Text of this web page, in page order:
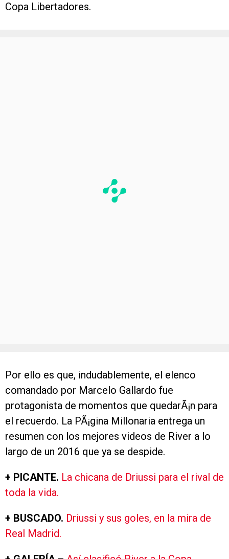
Copa Libertadores.
Por ello es que, indudablemente, el elenco
comandado por Marcelo Gallardo fue
protagonista de momentos que quedarÃ¡n para
el recuerdo. La PÃ¡gina Millonaria entrega un
resumen con los mejores videos de River a lo
largo de un 2016 que ya se despide.
+ PICANTE. La chicana de Driussi para el rival de
toda la vida.
+ BUSCADO. Driussi y sus goles, en la mira de
Real Madrid.